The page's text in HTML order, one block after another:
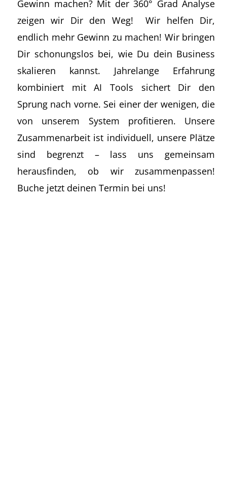
Gewinn machen? Mit der 360° Grad Analyse
zeigen wir Dir den Weg! Wir helfen Dir,
endlich mehr Gewinn zu machen! Wir bringen
Dir schonungslos bei, wie Du dein Business
skalieren kannst. Jahrelange Erfahrung
kombiniert mit AI Tools sichert Dir den
Sprung nach vorne. Sei einer der wenigen, die
von unserem System profitieren. Unsere
Zusammenarbeit ist individuell, unsere Plätze
sind begrenzt – lass uns gemeinsam
herausfinden, ob wir zusammenpassen!
Buche jetzt deinen Termin bei uns!